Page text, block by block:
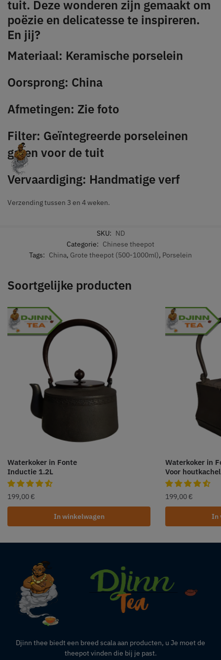
tuit. Deze wonderen zijn gemaakt om
poëzie en delicatesse te inspireren.
En jij?
Materiaal: Keramische porselein
Oorsprong: China
Afmetingen: Zie foto
Filter: Geïntegreerde porseleinen
gaten voor de tuit
Vervaardiging: Handmatige verf
Verzending tussen 3 en 4 weken.
SKU: ND
Categorie: Chinese theepot
Tags: China, Grote theepot (500-1000ml), Porselein
Soortgelijke producten
Waterkoker in Fonte
Inductie 1.2L
199,00 €
In winkelwagen
Waterkoker in
Voor
199,00 €
In
Djinn thee biedt een breed scala aan producten, u Je moet de
theepot vinden die bij je past.